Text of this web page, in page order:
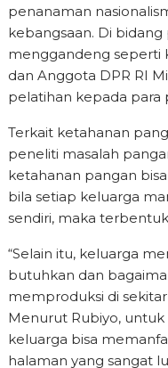
penanaman
kebangsaan. Di
menggandeng seperti
dan Anggota DPR RI
pelatihan kepada para
Terkait ketahanan
peneliti masalah
ketahanan pangan
bila setiap keluarga
sendiri, maka
“Selain itu, keluarga
butuhkan dan
memproduksi di
Menurut Rubiyo,
keluarga bisa
halaman yang sangat